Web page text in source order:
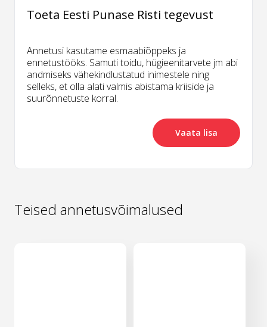
Toeta Eesti Punase Risti tegevust
Annetusi kasutame esmaabiõppeks ja
ennetustööks. Samuti toidu, hügieenitarvete jm abi
andmiseks vähekindlustatud inimestele ning
selleks, et olla alati valmis abistama kriiside ja
suurõnnetuste korral.
Vaata lisa
Teised annetusvõimalused